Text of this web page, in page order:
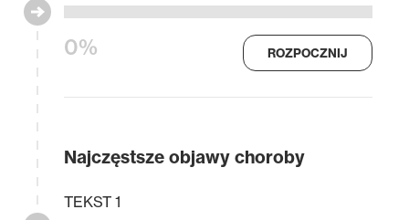
0% ROZPOCZNIJ
Najczęstsze objawy choroby
TEKST 1